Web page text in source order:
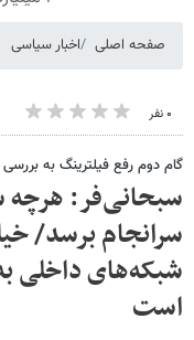
صفحه اصلی اخبار سیاسی
۰ نفر
گام دوم رفع فیلترینگ به
سبحانی‌فر: هرچه
سرانجام برسد/
شبکه‌های داخلی
است